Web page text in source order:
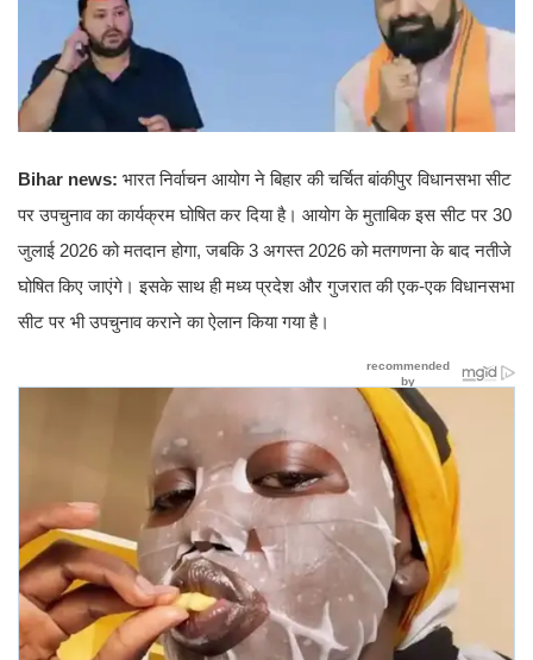
Bihar news: भारत निर्वाचन आयोग ने बिहार की चर्चित बांकीपुर विधानसभा सीट
पर उपचुनाव का कार्यक्रम घोषित कर दिया है। आयोग के मुताबिक इस सीट पर 30
जुलाई 2026 को मतदान होगा, जबकि 3 अगस्त 2026 को मतगणना के बाद नतीजे
घोषित किए जाएंगे। इसके साथ ही मध्य प्रदेश और गुजरात की एक-एक विधानसभा
सीट पर भी उपचुनाव कराने का ऐलान किया गया है।